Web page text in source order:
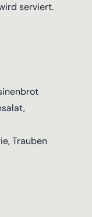
serviert.
Trauben